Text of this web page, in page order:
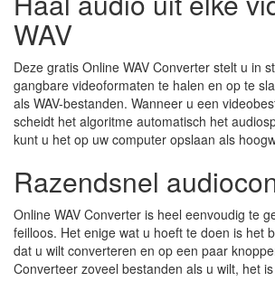
WAV
Deze gratis Online WAV Converter stelt u in
gangbare videoformaten te halen en op te
als WAV-bestanden. Wanneer u een
scheidt het algoritme automatisch het
kunt u het op uw computer opslaan als
Razendsnel
Online WAV Converter is heel eenvoudig te
feilloos. Het enige wat u hoeft te doen is het
dat u wilt converteren en op een paar
Converteer zoveel bestanden als u wilt, het